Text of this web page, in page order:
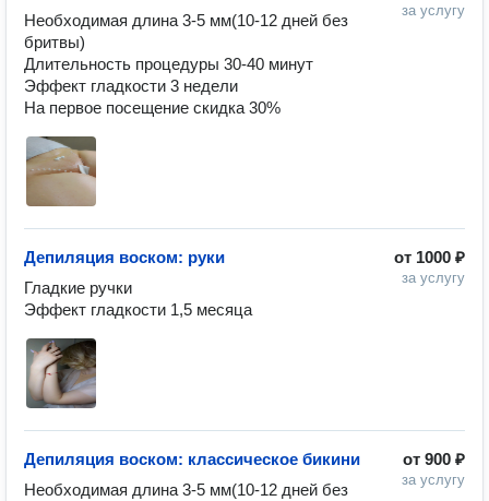
за услугу
Необходимая длина 3-5 мм(10-12 дней без
бритвы)
Длительность процедуры 30-40 минут
Эффект гладкости 3 недели
На первое посещение скидка 30%
от 1000 ₽
за услугу
Депиляция воском: руки
Гладкие ручки
Эффект гладкости 1,5 месяца
от 900 ₽
за услугу
Депиляция воском: классическое бикини
Необходимая длина 3-5 мм(10-12 дней без